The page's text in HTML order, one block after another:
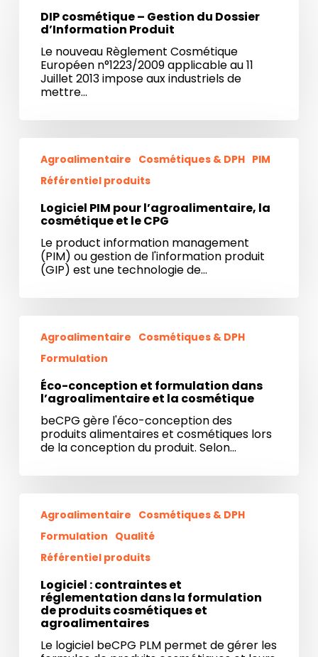
Gestion
d’Information
Produit
DIP cosmétique – Gestion du Dossier
d’Information Produit
Le nouveau Règlement Cosmétique
Européen n°1223/2009 applicable au 11
Juillet 2013 impose aux industriels de
mettre…
l’agroalimentaire,
cosmétique
CPG
Agroalimentaire Cosmétiques & DPH PIM
Référentiel produits
Logiciel PIM pour l’agroalimentaire, la
cosmétique et le CPG
Le product information management
(PIM) ou gestion de l'information produit
(GIP) est une technologie de…
conception
formulation
dans
l’agroalimentaire
cosmétique
Agroalimentaire Cosmétiques & DPH
Formulation
Éco-conception et formulation dans
l’agroalimentaire et la cosmétique
beCPG gère l'éco-conception des
produits alimentaires et cosmétiques lors
de la conception du produit. Selon…
contraintes
réglementation
formulation
produits
cosmétiques
Agroalimentaire Cosmétiques & DPH
Formulation Qualité
Référentiel produits
Logiciel : contraintes et
réglementation dans la formulation
de produits cosmétiques et
agroalimentaires
Le logiciel beCPG PLM permet de gérer les